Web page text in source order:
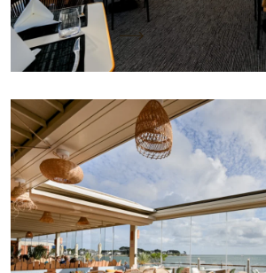
Lire la suite
Architecture et confort en bord de
restaurant Le Sans Souci
Nom du projet : Restaurant Le Sans
SouciLocalisation : Bénodet,
terrasse surplombant la plage du